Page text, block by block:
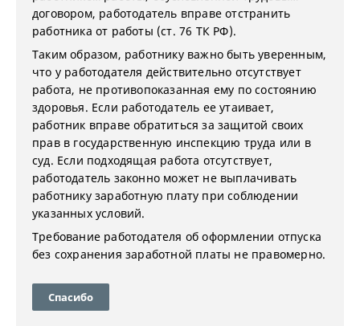
договором, работодатель вправе отстранить
работника от работы (ст. 76 ТК РФ).
Таким образом, работнику важно быть уверенным,
что у работодателя действительно отсутствует
работа, не противопоказанная ему по состоянию
здоровья. Если работодатель ее утаивает,
работник вправе обратиться за защитой своих
прав в государственную инспекцию труда или в
суд. Если подходящая работа отсутствует,
работодатель законно может не выплачивать
работнику заработную плату при соблюдении
указанных условий.
Требование работодателя об оформлении отпуска
без сохранения заработной платы не правомерно.
Спасибо